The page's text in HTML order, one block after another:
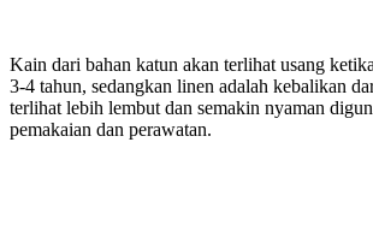
Kain dari bahan katun akan terlihat usang
3-4 tahun, sedangkan linen adalah kebalikan
terlihat lebih lembut dan semakin nyaman
pemakaian dan perawatan.